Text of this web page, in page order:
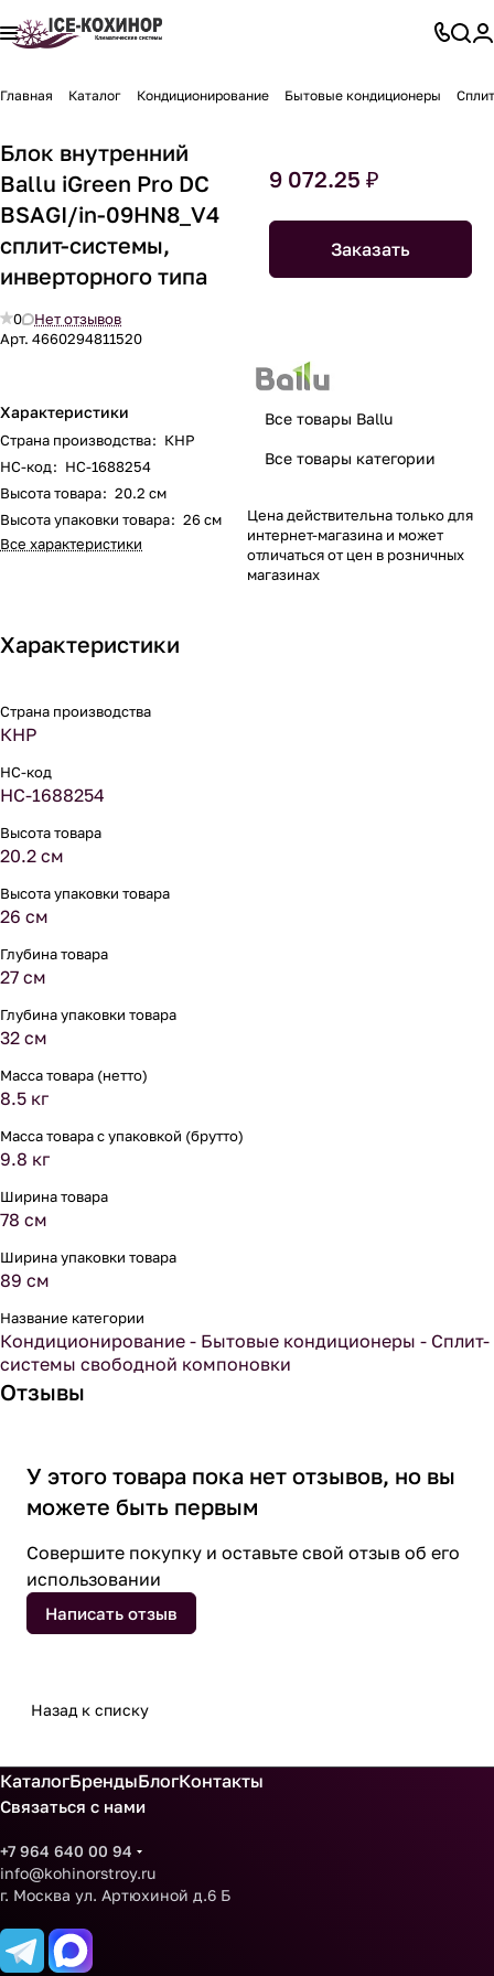
Главная Каталог Кондиционирование Бытовые кондиционеры
Блок внутренний
Ballu iGreen Pro DC
BSAGI/in-09HN8_V4
сплит-системы,
инверторного типа
0
Нет отзывов
Арт. 4660294811520
Характеристики
Страна производства: КНР
НС-код: НС-1688254
Высота товара: 20.2 см
Высота упаковки товара: 26 см
Все характеристики
9 072.25 ₽
Заказать
Все товары Ballu
Все товары категории
Цена действительна только для
интернет-магазина и может
отличаться от цен в розничных
магазинах
Характеристики
Страна производства
КНР
НС-код
НС-1688254
Высота товара
20.2 см
Высота упаковки товара
26 см
Глубина товара
27 см
Глубина упаковки товара
32 см
Масса товара (нетто)
8.5 кг
Масса товара с упаковкой (брутто)
9.8 кг
Ширина товара
78 см
Ширина упаковки товара
89 см
Название категории
Кондиционирование - Бытовые кондиционеры - Сплит-
системы свободной компоновки
Отзывы
У этого товара пока нет отзывов, но вы
можете быть первым
Совершите покупку и оставьте свой отзыв об его
использовании
Написать отзыв
Назад к списку
КаталогБрендыБлогКонтакты
Связаться с нами
+7 964 640 00 94
info@kohinorstroy.ru
г. Москва ул. Артюхиной д.6 Б